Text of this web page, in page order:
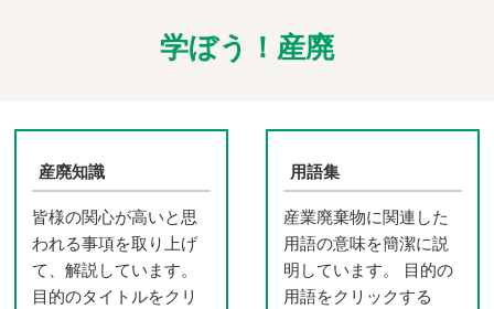
学ぼう！産廃
産廃知識
皆様の関心が高いと思
われる事項を取り上げ
て、解説しています。
目的のタイトルをクリ
用語集
産業廃棄物に関連した
用語の意味を簡潔に説
明しています。 目的の
用語をクリックする